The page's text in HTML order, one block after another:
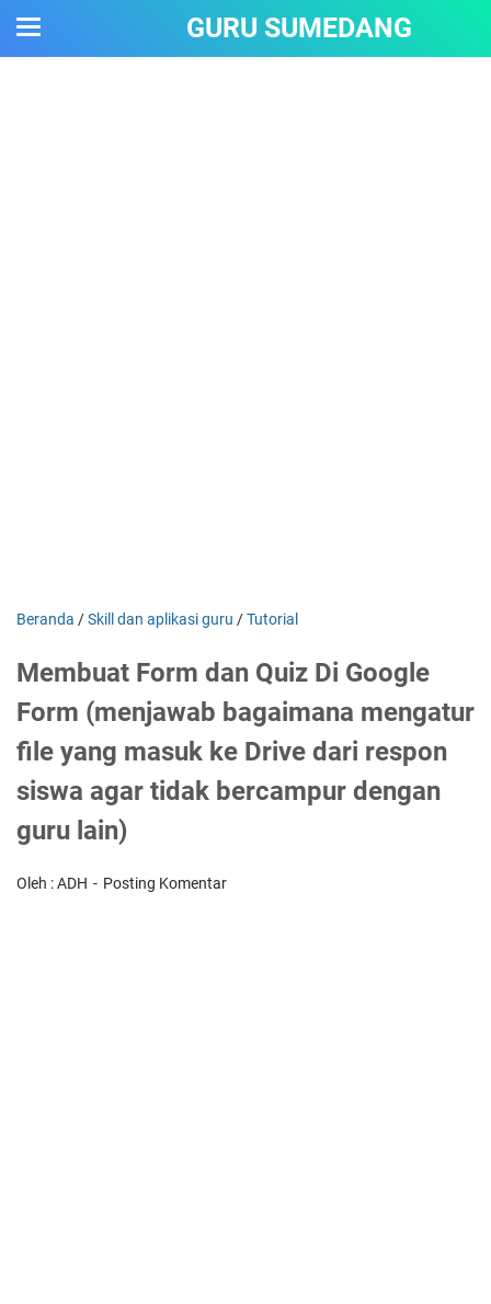
GURU SUMEDANG
Beranda /Skill dan aplikasi guru /Tutorial
Membuat Form dan Quiz Di Google
Form (menjawab bagaimana mengatur
file yang masuk ke Drive dari respon
siswa agar tidak bercampur dengan
guru lain)
Oleh : ADH Posting Komentar